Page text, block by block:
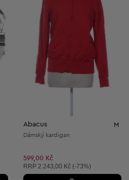
Abacus M
Dámský kardigan
599,00 Kč
Doporučená cena:
RRP 2 243,00 Kč (-73%)